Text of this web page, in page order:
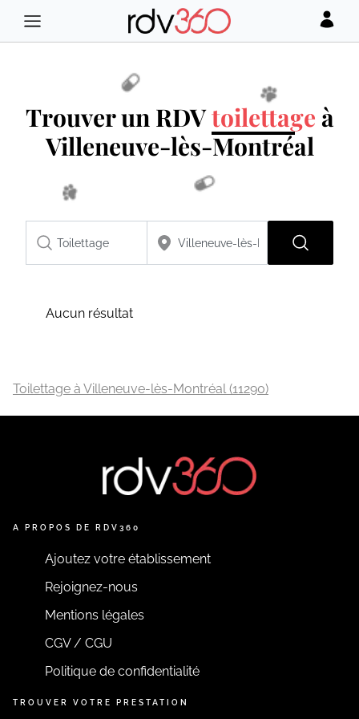
Trouver un RDVtoilettage à
Villeneuve-lès-Montréal
Aucun résultat
Toilettage à Villeneuve-lès-Montréal (11290)
A PROPOS DE RDV360
Ajoutez votre établissement
Rejoignez-nous
Mentions légales
CGV / CGU
Politique de confidentialité
TROUVER VOTRE PRESTATION